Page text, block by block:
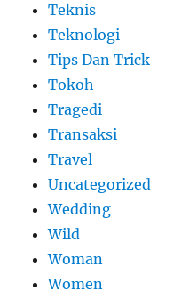
Teknis
Teknologi
Tips Dan Trick
Tokoh
Tragedi
Transaksi
Travel
Uncategorized
Wedding
Wild
Woman
Women